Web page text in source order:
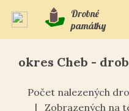
Drobné
památky
okres Cheb -
Počet nalezených
| Zobrazených na